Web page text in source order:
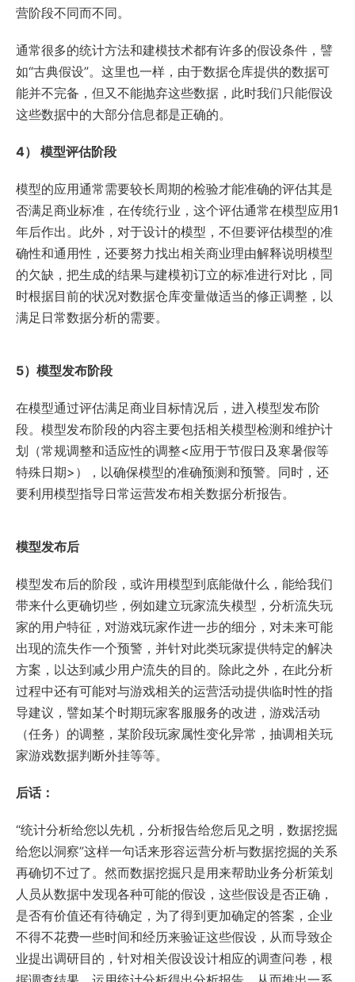
营阶段不同而不同。
通常很多的统计方法和建模技术都有许多的假设条件，譬
如“古典假设”。这里也一样，由于数据仓库提供的数据可
能并不完备，但又不能抛弃这些数据，此时我们只能假设
这些数据中的大部分信息都是正确的。
4） 模型评估阶段
模型的应用通常需要较长周期的检验才能准确的评估其是
否满足商业标准，在传统行业，这个评估通常在模型应用1
年后作出。此外，对于设计的模型，不但要评估模型的准
确性和通用性，还要努力找出相关商业理由解释说明模型
的欠缺，把生成的结果与建模初订立的标准进行对比，同
时根据目前的状况对数据仓库变量做适当的修正调整，以
满足日常数据分析的需要。
5）模型发布阶段
在模型通过评估满足商业目标情况后，进入模型发布阶
段。模型发布阶段的内容主要包括相关模型检测和维护计
划（常规调整和适应性的调整<应用于节假日及寒暑假等
特殊日期>），以确保模型的准确预测和预警。同时，还
要利用模型指导日常运营发布相关数据分析报告。
模型发布后
模型发布后的阶段，或许用模型到底能做什么，能给我们
带来什么更确切些，例如建立玩家流失模型，分析流失玩
家的用户特征，对游戏玩家作进一步的细分，对未来可能
出现的流失作一个预警，并针对此类玩家提供特定的解决
方案，以达到减少用户流失的目的。除此之外，在此分析
过程中还有可能对与游戏相关的运营活动提供临时性的指
导建议，譬如某个时期玩家客服服务的改进，游戏活动
（任务）的调整，某阶段玩家属性变化异常，抽调相关玩
家游戏数据判断外挂等等。
后话：
“统计分析给您以先机，分析报告给您后见之明，数据挖掘
给您以洞察”这样一句话来形容运营分析与数据挖掘的关系
再确切不过了。然而数据挖掘只是用来帮助业务分析策划
人员从数据中发现各种可能的假设，这些假设是否正确，
是否有价值还有待确定，为了得到更加确定的答案，企业
不得不花费一些时间和经历来验证这些假设，从而导致企
业提出调研目的，针对相关假设设计相应的调查问卷，根